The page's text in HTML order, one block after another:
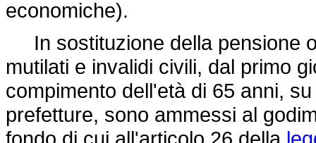
economiche).
In sostituzione della pensione
mutilati e invalidi civili, dal primo
compimento dell'età di 65 anni,
prefetture, sono ammessi al